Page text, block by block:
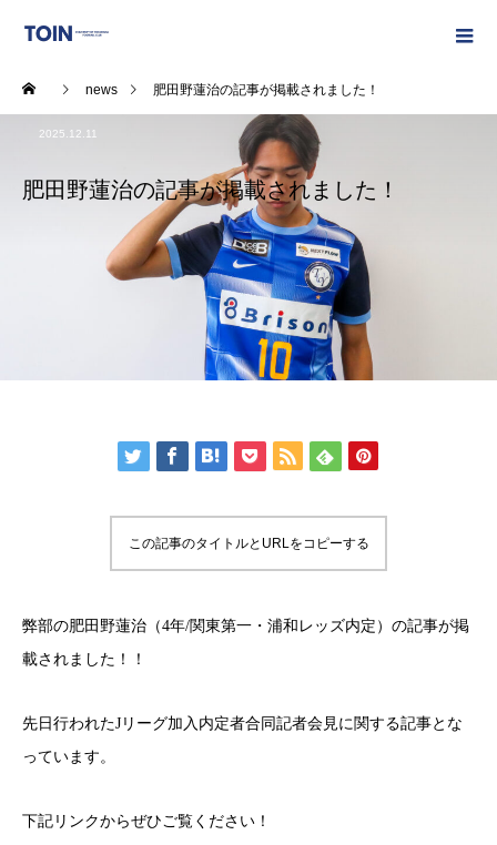
news 肥田野蓮治の記事が掲載されました！
2025.12.11
肥田野蓮治の記事が掲載されました！
この記事のタイトルとURLをコピーする
弊部の肥田野蓮治（4年/関東第一・浦和レッズ内定）の記事が掲
載されました！！
先日行われたJリーグ加入内定者合同記者会見に関する記事とな
っています。
下記リンクからぜひご覧ください！